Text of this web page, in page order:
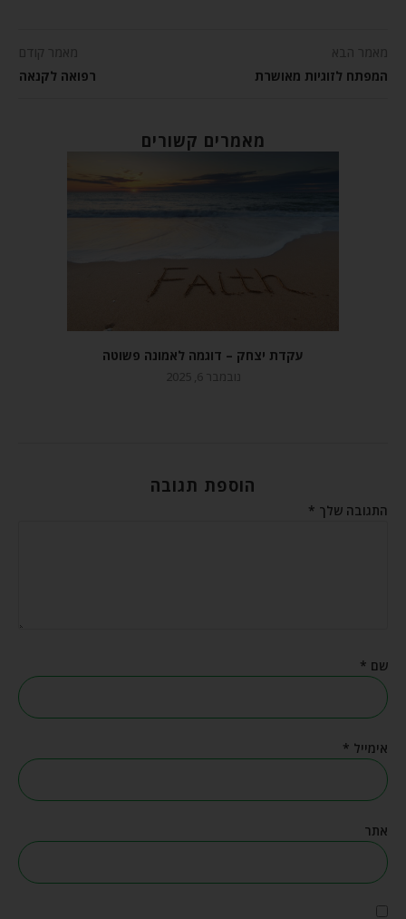
מאמר הבא
המפתח לזוגיות מאושרת
מאמר קודם
רפואה לקנאה
מאמרים קשורים
עקדת יצחק – דוגמה לאמונה פשוטה
נובמבר 6, 2025
הוספת תגובה
התגובה שלך *
שם *
אימייל *
אתר